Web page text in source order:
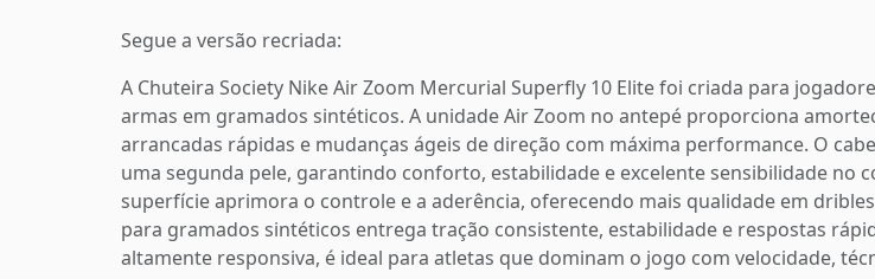
Segue a versão recriada:
A Chuteira Society Nike Air Zoom Mercurial Superfly 10 Elite foi criada para
armas em gramados sintéticos. A unidade Air Zoom no antepé proporciona
arrancadas rápidas e mudanças ágeis de direção com máxima performance. O
uma segunda pele, garantindo conforto, estabilidade e excelente sensibilidade no
superfície aprimora o controle e a aderência, oferecendo mais qualidade em
para gramados sintéticos entrega tração consistente, estabilidade e respostas
altamente responsiva, é ideal para atletas que dominam o jogo com velocidade,